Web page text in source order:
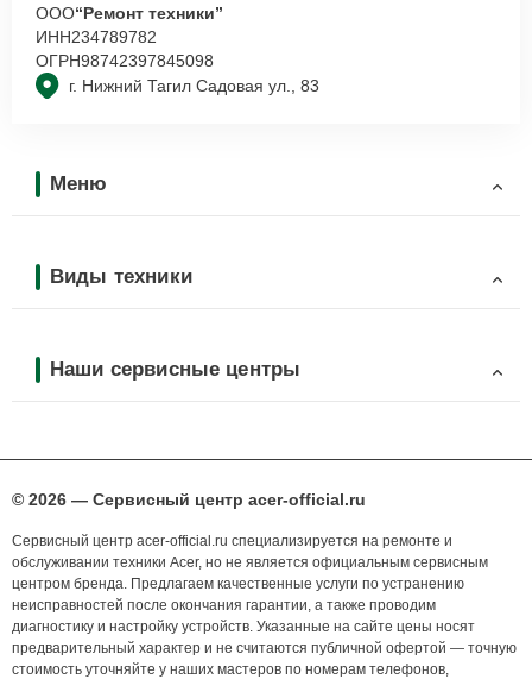
г. Нижний Тагил Садовая ул., 83
ООО“Ремонт техники”
ИНН234789782
ОГРН98742397845098
Меню
Виды техники
Наши сервисные центры
© 2026 — Сервисный центр acer-official.ru
Сервисный центр acer-official.ru специализируется на ремонте и
обслуживании техники Acer, но не является официальным сервисным
центром бренда. Предлагаем качественные услуги по устранению
неисправностей после окончания гарантии, а также проводим
диагностику и настройку устройств. Указанные на сайте цены носят
предварительный характер и не считаются публичной офертой — точную
стоимость уточняйте у наших мастеров по номерам телефонов,